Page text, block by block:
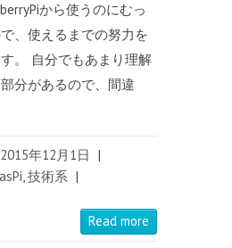
から使うのにむっ
、使えるまでの努力を
。 自分でもあまり理解
分があるので、間違
2015年12月1日 |
,技術系 |
Read more